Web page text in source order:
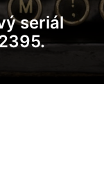
seriál